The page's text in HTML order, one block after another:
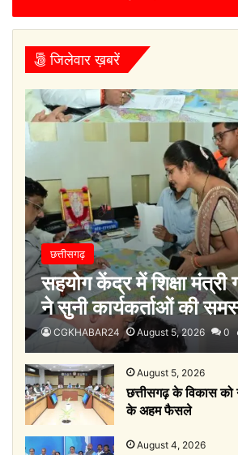
जिलेवार ख़बरें
छत्तीसगढ़
सहयोग केंद्र में शिक्षा
ने सुनी कार्यकर्ताओं की
CGKHABAR24 August 5, 2026 0
August 5, 2026
छत्तीसगढ़ के विकास को
के अहम फैसले
August 4, 2026